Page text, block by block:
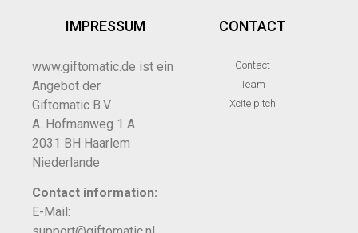
IMPRESSUM
www.giftomatic.de ist ein
Angebot der
Giftomatic B.V.
A. Hofmanweg 1 A
2031 BH Haarlem
Niederlande
Contact information:
E-Mail:
CONTACT
Contact
Team
Xcite pitch